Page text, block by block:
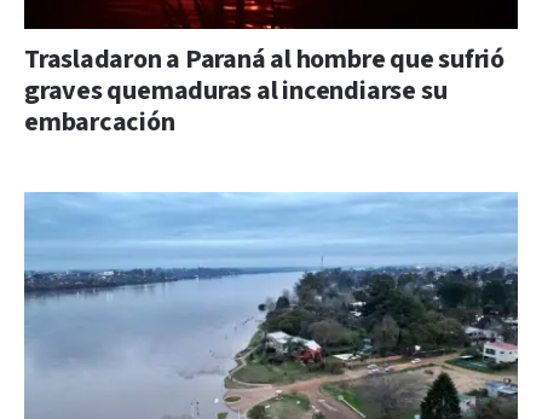
Trasladaron a Paraná al hombre que sufrió
graves quemaduras al incendiarse su
embarcación